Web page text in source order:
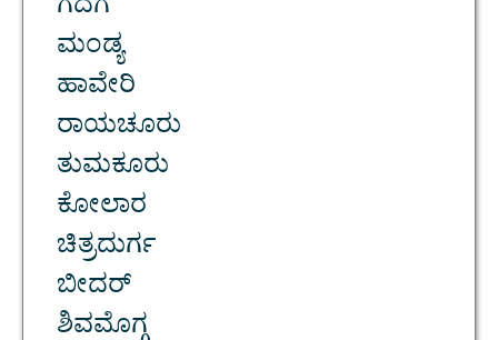
ಗದಗ
ಮಂಡ್ಯ
ಹಾವೇರಿ
ರಾಯಚೂರು
ತುಮಕೂರು
ಕೋಲಾರ
ಚಿತ್ರದುರ್ಗ
ಬೀದರ್
ಶಿವಮೊಗ್ಗ